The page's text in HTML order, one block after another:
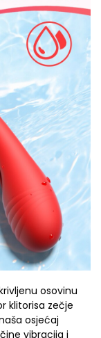
osovinu
klitorisa zečje
osjećaj
vibracija i